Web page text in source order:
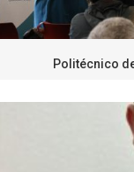
Politécnico